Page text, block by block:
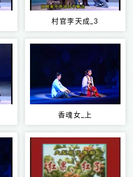
村官李天成_3
香魂女_上